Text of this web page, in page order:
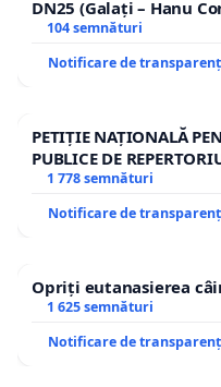
DN25 (Galați – Hanu
traseului în afara
104 semnături
Notificare de
PETIȚIE NAȚIONALĂ
PUBLICE DE
1 778 semnături
Notificare de
Opriți eutanasierea
1 625 semnături
Notificare de